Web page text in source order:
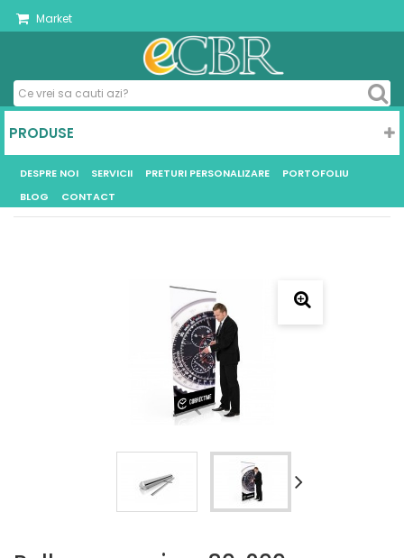
Market
PRODUSE
DESPRE NOI SERVICII PRETURI PERSONALIZARE
PORTOFOLIU
BLOG
CONTACT